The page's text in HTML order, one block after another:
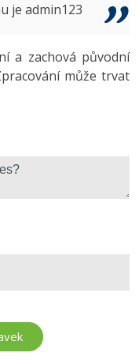
je admin123
a zachová původní
může trvat